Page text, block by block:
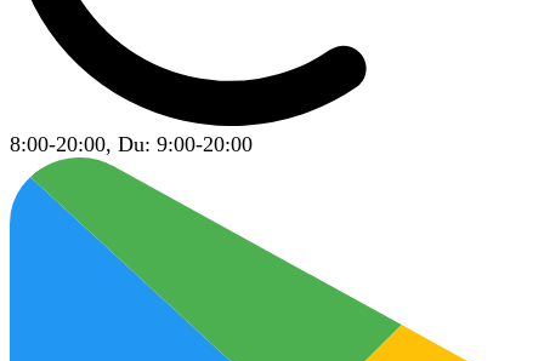
8:00-20:00, Du: 9:00-20:00